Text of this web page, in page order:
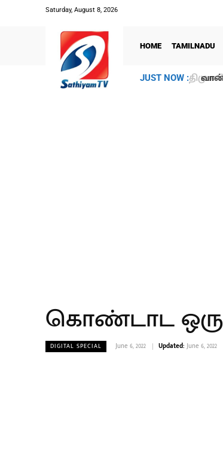
Saturday, August 8, 2026
HOME TAMILNADU
JUST NOW :
கொண்டாட ஒரு
DIGITAL SPECIAL June 6, 2022 Updated: June 6, 2022